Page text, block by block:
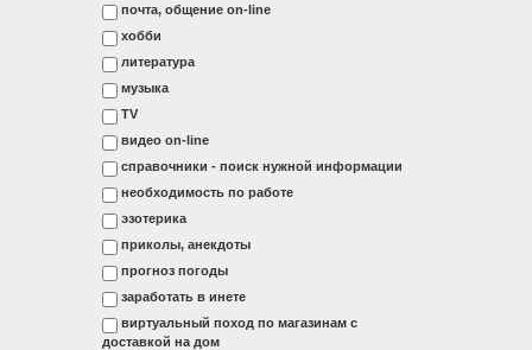
почта, общение on-line
хобби
литература
музыка
ТV
видео on-line
справочники - поиск нужной информации
необходимость по работе
эзотерика
приколы, анекдоты
прогноз погоды
заработать в инете
виртуальный поход по магазинам с
доставкой на дом